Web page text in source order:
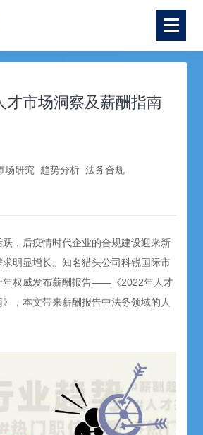
才市场洞察及薪酬指南
场研究 趋势分析 法务合规
，后疫情时代企业的合规建设迎来新
明显增长。知名猎头公司科锐国际市
年权威发布薪酬报告——《2022年人才
，本文带来薪酬报告中法务领域的人